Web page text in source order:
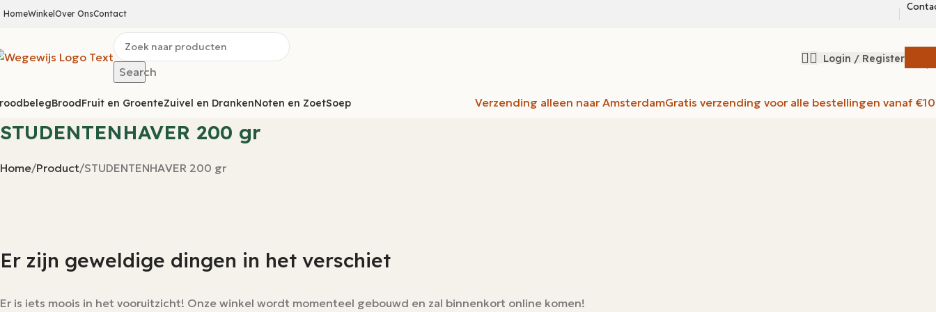
HomeWinkel Over OnsContact
Search
Login / Register
BroodFruit en GroenteZuivel en DrankenNoten en ZoetSoep Verzending alleen naar AmsterdamGratis verzending voor alle bestellingen vanaf
STUDENTENHAVER 200 gr
Home Product STUDENTENHAVER 200 gr
Er zijn geweldige dingen in het verschiet
Er is iets moois in het vooruitzicht! Onze winkel wordt momenteel gebouwd en zal binnenkort online komen!